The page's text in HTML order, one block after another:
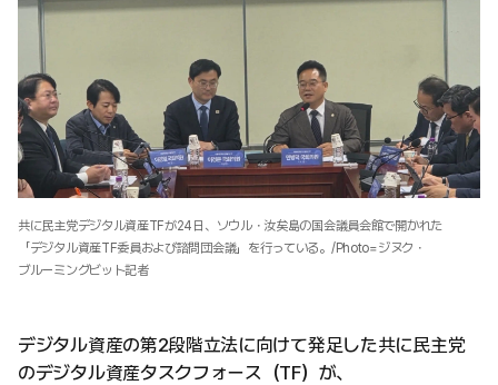
共に民主党デジタル資産TFが24日、ソウル・汝矣島の国会議員会館で開かれた
「デジタル資産TF委員および諮問団会議」を行っている。/Photo=ジヌク・
ブルーミングビット記者
デジタル資産の第2段階立法に向けて発足した共に民主党
のデジタル資産タスクフォース（TF）が、